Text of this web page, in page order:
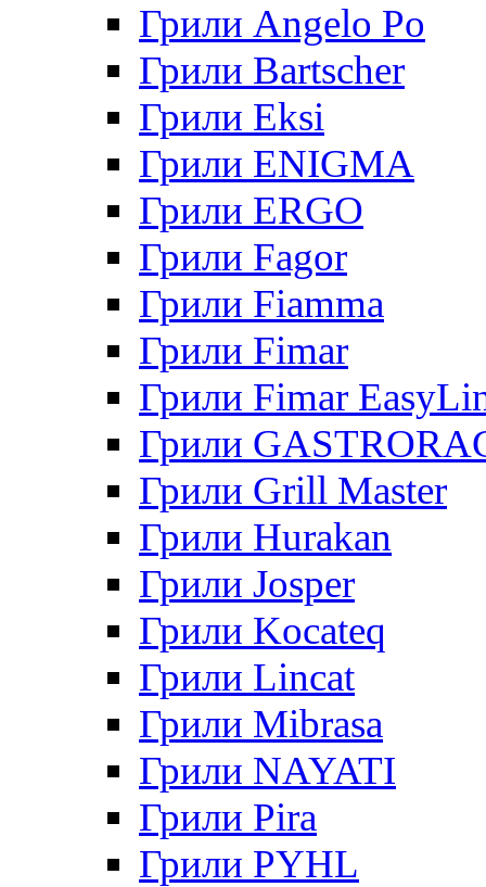
Грили Angelo Po
Грили Bartscher
Грили Eksi
Грили ENIGMA
Грили ERGO
Грили Fagor
Грили Fiamma
Грили Fimar
Грили Fimar
Грили
Грили Grill Master
Грили Hurakan
Грили Josper
Грили Kocateq
Грили Lincat
Грили Mibrasa
Грили NAYATI
Грили Pira
Грили PYHL